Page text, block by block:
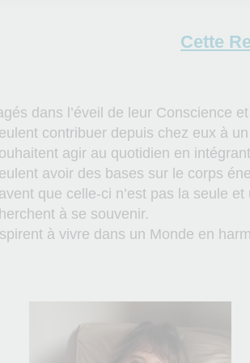
Cette
dans l’éveil de leur Conscience
contribuer depuis chez eux à
agir au quotidien en
avoir des bases sur le corps
que celle-ci n’est pas la seule et
à se souvenir.
à vivre dans un Monde en